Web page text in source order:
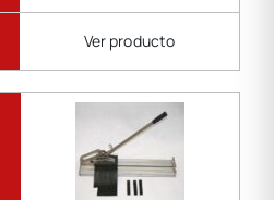
Ver producto